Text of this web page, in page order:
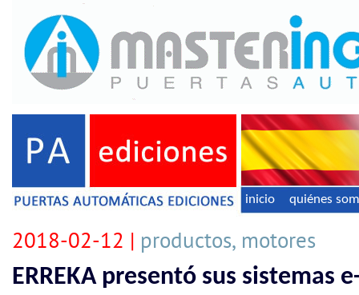
inicio quiénes
2018-02-12 | productos, motores
ERREKA presentó sus sistemas